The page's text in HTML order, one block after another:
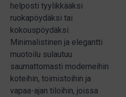
helposti tyylikkääksi
ruokapöydäksi tai
kokouspöydäksi.
Minimalistinen ja elegantti
muotoilu sulautuu
saumattomasti moderneihin
koteihin, toimistoihin ja
vapaa-ajan tiloihin, joissa